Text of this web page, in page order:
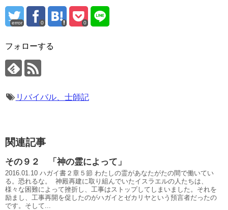
error 0 0
フォローする
リバイバル、士師記
関連記事
その９２ 「神の霊によって」
2016.01.10 ハガイ書２章５節 わたしの霊があなたがたの間で働いてい
る。恐れるな。 神殿再建に取り組んでいたイスラエルの人たちは、
様々な困難によって挫折し、工事はストップしてしまいました。それを
励まし、工事再開を促したのがハガイとゼカリヤという預言者だったの
です。そして...